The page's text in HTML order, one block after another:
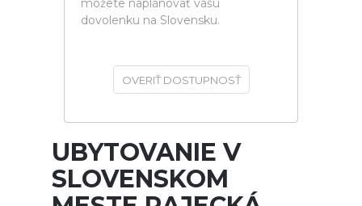
môžete naplánovať vašú
dovolenku na Slovensku.
OVERIŤ DOSTUPNOSŤ
UBYTOVANIE V
SLOVENSKOM